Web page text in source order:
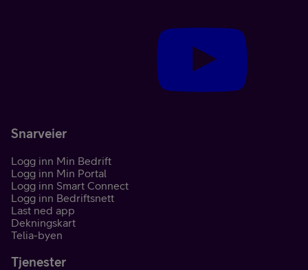
Snarveier
Logg inn Min Bedrift
Logg inn Min Portal
Logg inn Smart Connect
Logg inn Bedriftsnett
Last ned app
Dekningskart
Telia-byen
Tjenester